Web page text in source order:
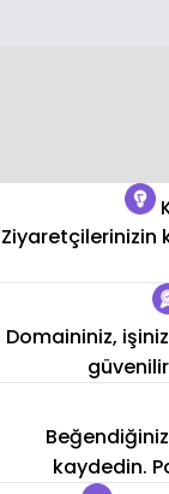
Ziyaretçilerinizin
Domaininiz,
kaydedin.